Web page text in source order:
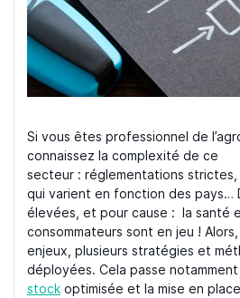
Si vous êtes professionnel de
connaissez la complexité de ce
secteur : réglementations strictes,
qui varient en fonction des pays…
élevées, et pour cause : la santé
consommateurs sont en jeu !
enjeux, plusieurs stratégies et
déployées. Cela passe
stock optimisée et la mise en place